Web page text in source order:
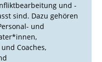
und -
sind. Dazu gehören
und
Coaches,